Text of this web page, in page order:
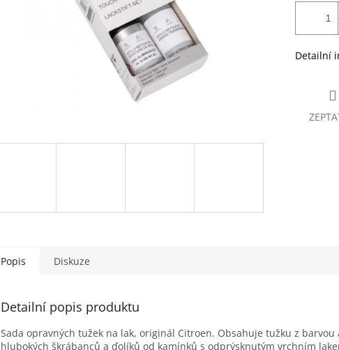
Detailní
Popis Diskuze
Detailní popis produktu
Sada opravných tužek na lak, originál Citroen. Obsahuje tužku z
hlubokých škrábanců a ďolíků od kamínků s odprýsknutým vrchním